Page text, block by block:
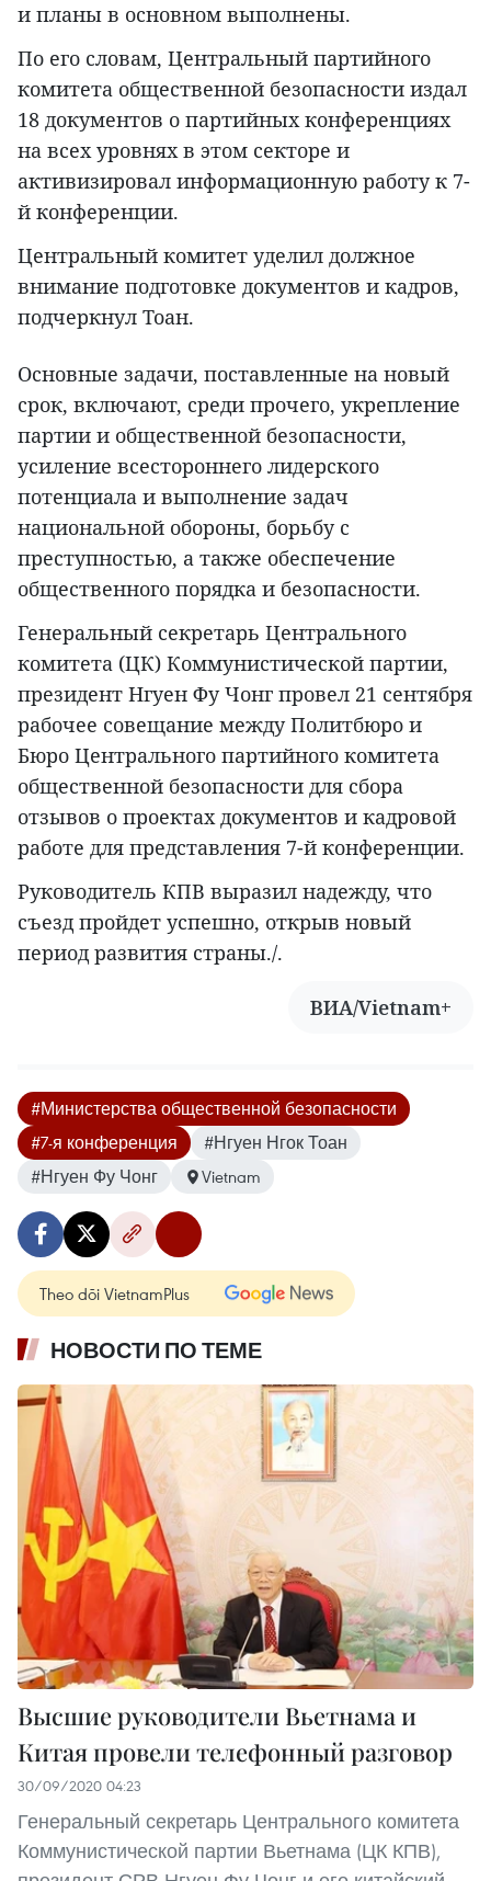
и планы в основном выполнены.
По его словам, Центральный партийного
комитета общественной безопасности издал
18 документов о партийных конференциях
на всех уровнях в этом секторе и
активизировал информационную работу к 7-
й конференции.
Центральный комитет уделил должное
внимание подготовке документов и кадров,
подчеркнул Тоан.
Основные задачи, поставленные на новый
срок, включают, среди прочего, укрепление
партии и общественной безопасности,
усиление всестороннего лидерского
потенциала и выполнение задач
национальной обороны, борьбу с
преступностью, а также обеспечение
общественного порядка и безопасности.
Генеральный секретарь Центрального
комитета (ЦК) Коммунистической партии,
президент Нгуен Фу Чонг провел 21 сентября
рабочее совещание между Политбюро и
Бюро Центрального партийного комитета
общественной безопасности для сбора
отзывов о проектах документов и кадровой
работе для представления 7-й конференции.
Руководитель КПВ выразил надежду, что
съезд пройдет успешно, открыв новый
период развития страны./.
ВИА/Vietnam+
#Министерства общественной безопасности
#7-я конференция
#Нгуен Нгок Тоан
#Нгуен Фу Чонг
Vietnam
Theo dõi VietnamPlus
НОВОСТИ ПО ТЕМЕ
Высшие руководители Вьетнама и
Китая провели телефонный разговор
30/09/2020 04:23
Генеральный секретарь Центрального комитета
Коммунистической партии Вьетнама (ЦК КПВ),